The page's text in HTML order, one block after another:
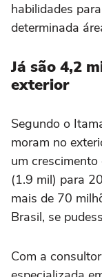
habilidades
determinada
Já são 4,2
exterior
Segundo o
moram no
um
(1.9 mil) para
mais de 70
Brasil, se
Com a